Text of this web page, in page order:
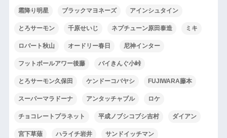
霜降り明星 ブラックマヨネーズ アインシュタイン
とろサーモン 千原せいじ ネプチューン原田泰造 ミキ
ロバート秋山 オードリー春日 尼神インター
フットボールアワー後藤 バイきんぐ小峠
とろサーモン久保田 ケンドーコバヤシ FUJIWARA藤本
スーパーマラドーナ アンタッチャブル ロケ
チョコレートプラネット 平成ノブシコブシ吉村 ダイアン
宮下草薙 ハライチ岩井 サンドイッチマン